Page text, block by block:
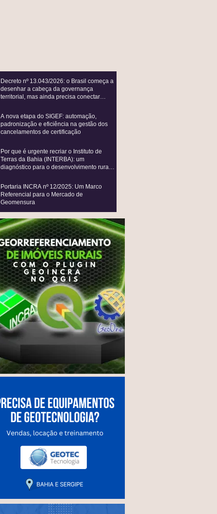
Decreto nº 13.043/2026: o Brasil começa a
desenhar a cabeça da governança
territorial, mas ainda precisa conectar
A nova etapa do SIGEF: automação,
padronização e eficiência na gestão dos
cancelamentos de certificação
Por que é urgente recriar o Instituto de
Terras da Bahia (INTERBA): um
diagnóstico para o desenvolvimento rural e
Portaria INCRA nº 12/2025: Um Marco
Referencial para o Mercado de
Geomensura